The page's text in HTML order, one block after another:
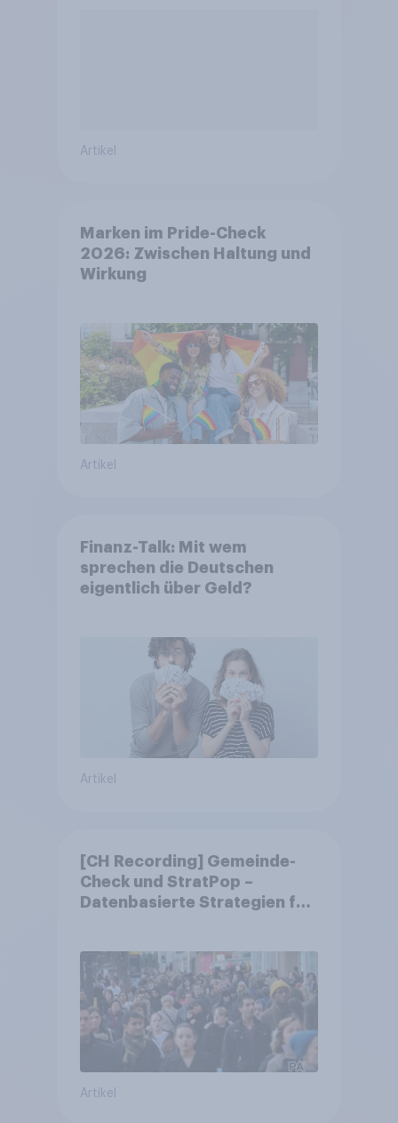
Artikel
Marken im Pride-Check
2026: Zwischen Haltung und
Wirkung
Artikel
Finanz-Talk: Mit wem
sprechen die Deutschen
eigentlich über Geld?
Artikel
[CH Recording] Gemeinde-
Check und StratPop –
Datenbasierte Strategien für
Artikel